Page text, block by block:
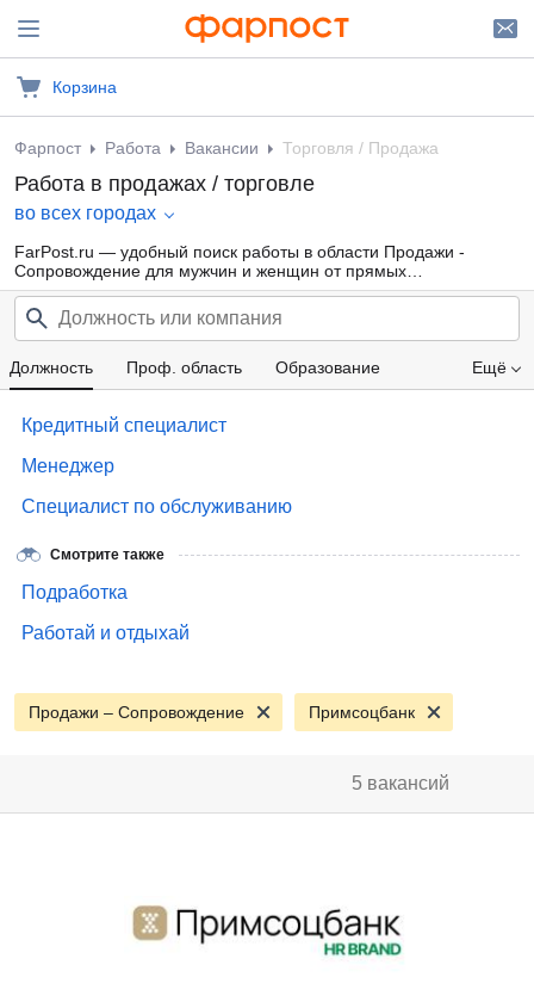
Корзина
Фарпост Работа Вакансии Торговля / Продажа
Работа в продажах / торговле
во всех городах
FarPost.ru — удобный поиск работы в области Продажи -
Сопровождение для мужчин и женщин от прямых
работодателей, а также от кадровых агентств. Свежие вакансии
каждый день.
Ещё
Должность Проф. область Образование
Кредитный специалист
Менеджер
Специалист по обслуживанию
Смотрите также
Подработка
Работай и отдыхай
Продажи – Сопровождение Примсоцбанк
5 вакансий